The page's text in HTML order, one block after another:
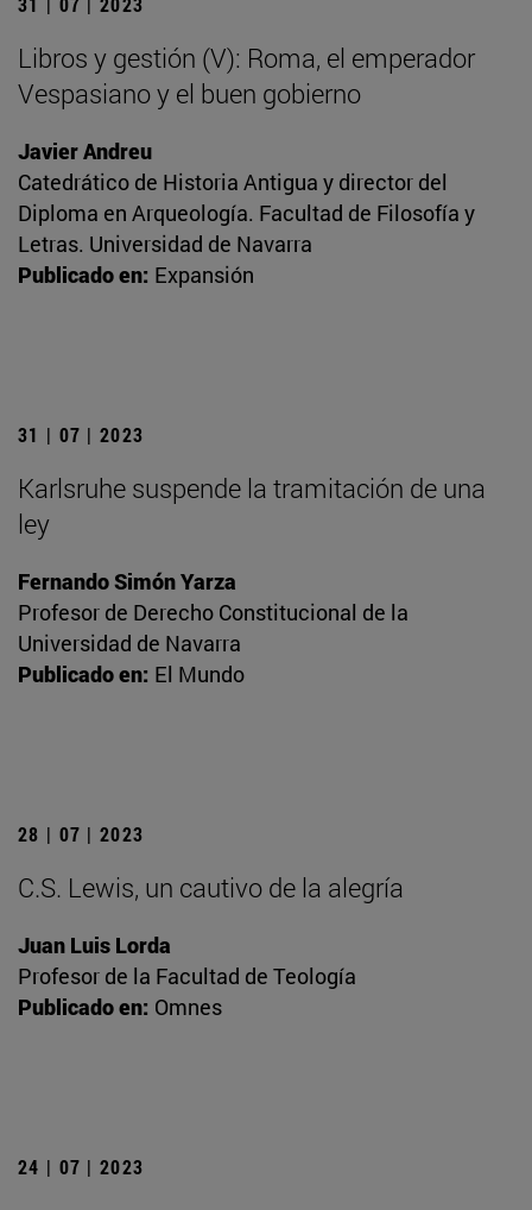
Libros y gestión (V): Roma, el emperador
Vespasiano y el buen gobierno
Javier Andreu
Catedrático de Historia Antigua y director del
Diploma en Arqueología. Facultad de Filosofía y
Letras. Universidad de Navarra
Publicado en: Expansión
31 | 07 | 2023
Karlsruhe suspende la tramitación de una
ley
Fernando Simón Yarza
Profesor de Derecho Constitucional de la
Universidad de Navarra
Publicado en: El Mundo
28 | 07 | 2023
C.S. Lewis, un cautivo de la alegría
Juan Luis Lorda
Profesor de la Facultad de Teología
Publicado en: Omnes
24 | 07 | 2023